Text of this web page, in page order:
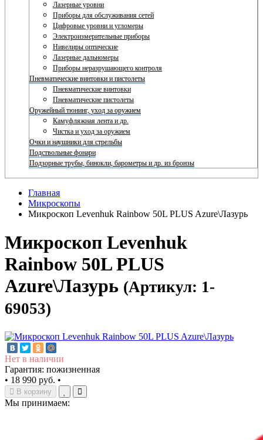
Лазерные уровни
Приборы для обслуживания сетей
Цифровые уровни и угломеры
Электроизмерительные приборы
Нивелиры оптические
Лазерные дальномеры
Приборы неразрушающего контроля
Пневматические винтовки и пистолеты
Пневматические винтовки
Пневматические пистолеты
Оружейный тюнинг, уход за оружием
Камуфляжная лента и др.
Чистка и уход за оружием
Очки и наушники для стрельбы
Подствольные фонари
Подзорные трубы, бинокли, барометры и др. из бронзы
Главная
Микроскопы
Микроскоп Levenhuk Rainbow 50L PLUS Azure\Лазурь
Микроскоп Levenhuk
Rainbow 50L PLUS
Azure\Лазурь (Артикул: 1-
69053)
Нет в наличии
Гарантия: пожизненная
• 18 990 руб. •
В корзину
Мы принимаем: